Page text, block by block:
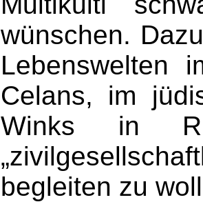
wünschen.
Lebenswelten
Celans, im
Winks in
begleiten zu